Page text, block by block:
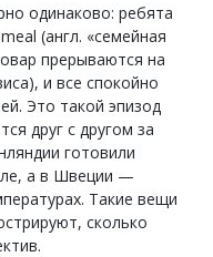
одинаково: ребята
(англ. «семейная
прерываются на
и все спокойно
Это такой эпизод
друг с другом за
готовили
а в Швеции —
Такие вещи
сколько